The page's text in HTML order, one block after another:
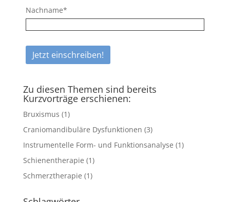
Nachname*
Zu diesen Themen sind bereits
Kurzvorträge erschienen:
Bruxismus (1)
Craniomandibuläre Dysfunktionen (3)
Instrumentelle Form- und Funktionsanalyse (1)
Schienentherapie (1)
Schmerztherapie (1)